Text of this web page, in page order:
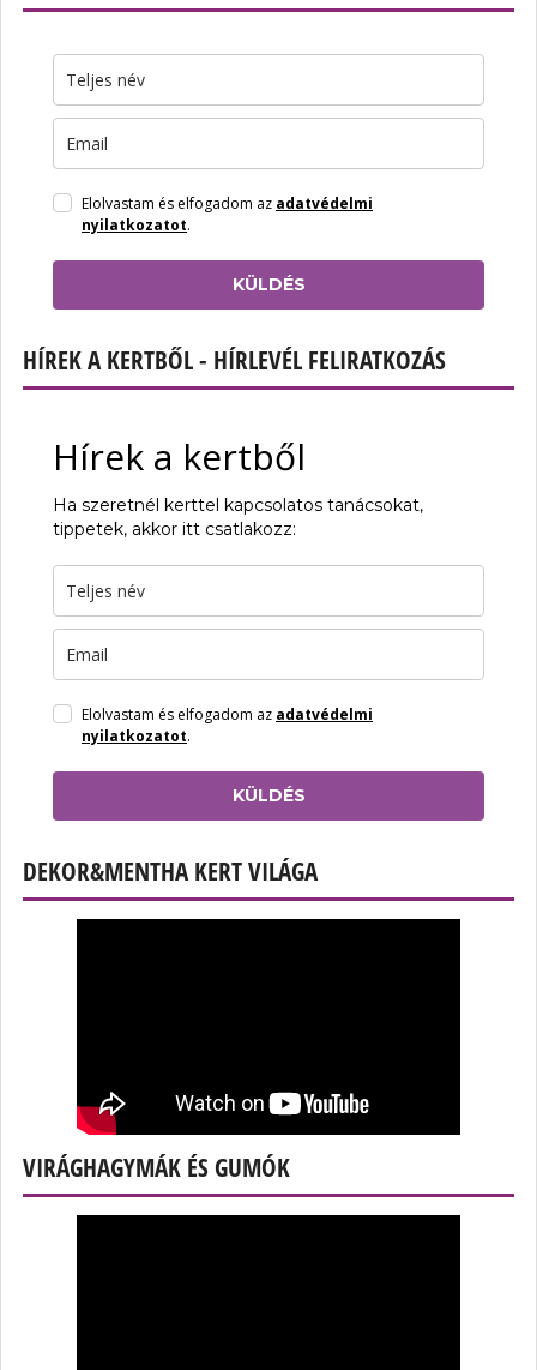
Elolvastam és elfogadom az adatvédelmi
nyilatkozatot.
KÜLDÉS
HÍREK A KERTBŐL - HÍRLEVÉL FELIRATKOZÁS
Hírek a kertből
Ha szeretnél kerttel kapcsolatos tanácsokat,
tippetek, akkor itt csatlakozz:
Elolvastam és elfogadom az adatvédelmi
nyilatkozatot.
KÜLDÉS
DEKOR&MENTHA KERT VILÁGA
VIRÁGHAGYMÁK ÉS GUMÓK